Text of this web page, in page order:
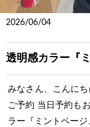
2026/06/04
透明感カラー『
みなさん、こんに
ご予約 当日予約も
ラー『ミントベージ